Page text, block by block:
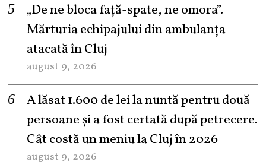
„De ne bloca față-spate, ne omora”.
Mărturia echipajului din ambulanța
atacată în Cluj
august 9, 2026
A lăsat 1.600 de lei la nuntă pentru două
persoane și a fost certată după petrecere.
Cât costă un meniu la Cluj în 2026
august 9, 2026